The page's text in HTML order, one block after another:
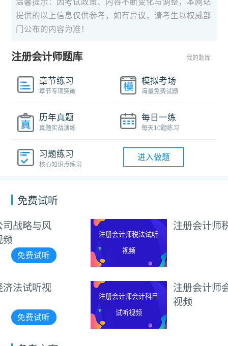
温馨提示：因考试政策、内容不断变化与调整，本网站
提供的以上信息仅供参考，如有异议，请考生以权威部
门公布的内容为准！
注册会计师题库 我的题库
章节练习
章节专项突破
模拟考场
海量免费试题
历年真题
真题实战演练
每日一练
每天10题练习
习题练习
核心知识点练习
进入做题
免费试听
视频
注册会计师税法试听视频
试听视频
注册会计师会计科目试听
视频